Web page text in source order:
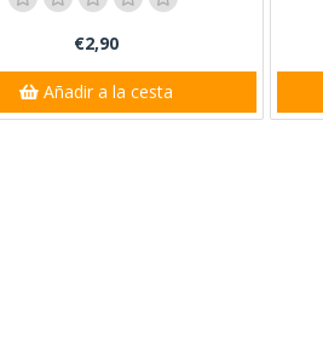
€2,90
Añadir a la cesta